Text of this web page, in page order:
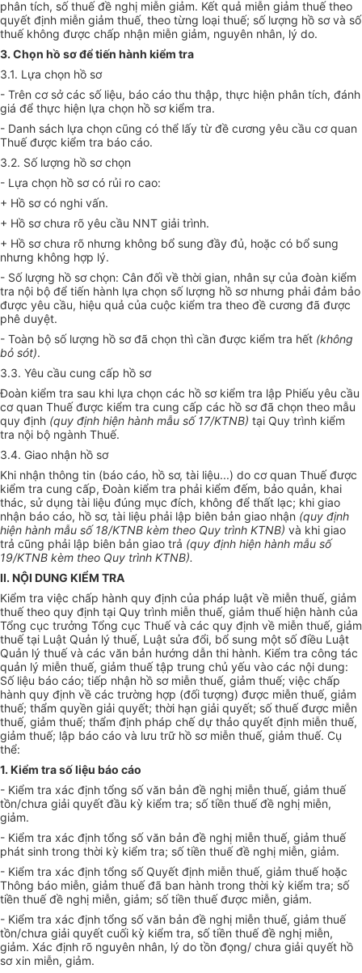
phân tích, số thuế đề nghị miễn giảm. Kết quả miễn giảm thuế theo
quyết định miễn giảm thuế, theo từng loại thuế; số lượng hồ sơ và số
thuế không được chấp nhận miễn giảm, nguyên nhân, lý do.
3. Chọn hồ sơ để tiến hành kiểm tra
3.1. Lựa chọn hồ sơ
- Trên cơ sở các số liệu, báo cáo thu thập, thực hiện phân tích, đánh
giá để thực hiện lựa chọn hồ sơ kiểm tra.
- Danh sách lựa chọn cũng có thể lấy từ đề cương yêu cầu cơ quan
Thuế được kiểm tra báo cáo.
3.2. Số lượng hồ sơ chọn
- Lựa chọn hồ sơ có rủi ro cao:
+ Hồ sơ có nghi vấn.
+ Hồ sơ chưa rõ yêu cầu NNT giải trình.
+ Hồ sơ chưa rõ nhưng không bổ sung đầy đủ, hoặc có bổ sung
nhưng không hợp lý.
- Số lượng hồ sơ chọn: Cân đối về thời gian, nhân sự của đoàn kiểm
tra nội bộ để tiến hành lựa chọn số lượng hồ sơ nhưng phải đảm bảo
được yêu cầu, hiệu quả của cuộc kiểm tra theo đề cương đã được
phê duyệt.
- Toàn bộ số lượng hồ sơ đã chọn thì cần được kiểm tra hết (không
bỏ sót).
3.3. Yêu cầu cung cấp hồ sơ
Đoàn kiểm tra sau khi lựa chọn các hồ sơ kiểm tra lập Phiếu yêu cầu
cơ quan Thuế được kiểm tra cung cấp các hồ sơ đã chọn theo mẫu
quy định (quy định hiện hành mẫu số17/KTNB) tại Quy trình kiểm
tra nội bộ ngành Thuế.
3.4. Giao nhận hồ sơ
Khi nhận thông tin (báo cáo, hồ sơ, tài liệu...) do cơ quan Thuế được
kiểm tra cung cấp, Đoàn kiểm tra phải kiểm đếm, bảo quản, khai
thác, sử dụng tài liệu đúng mục đích, không để thất lạc; khi giao
nhận báo cáo, hồ sơ, tài liệu phải lập biên bản giao nhận (quy định
hiện hành mẫu số18/KTNB kèm theo Quy trình KTNB) và khi giao
trả cũng phải lập biên bản giao trả (quy định hiện hành mẫu số
19/KTNB kèm theo Quy trình KTNB).
II. NỘI DUNG KIỂM TRA
Kiểm tra việc chấp hành quy định của pháp luật về miễn thuế, giảm
thuế theo quy định tại Quy trình miễn thuế, giảm thuế hiện hành của
Tổng cục trưởng Tổng cục Thuế và các quy định về miễn thuế, giảm
thuế tại Luật Quản lý thuế, Luật sửa đổi, bổ sung một số điều Luật
Quản lý thuế và các văn bản hướng dẫn thi hành. Kiểm tra công tác
quản lý miễn thuế, giảm thuế tập trung chủ yếu vào các nội dung:
Số liệu báo cáo; tiếp nhận hồ sơ miễn thuế, giảm thuế; việc chấp
hành quy định về các trường hợp (đối tượng) được miễn thuế, giảm
thuế; thẩm quyền giải quyết; thời hạn giải quyết; số thuế được miễn
thuế, giảm thuế; thẩm định pháp chế dự thảo quyết định miễn thuế,
giảm thuế; lập báo cáo và lưu trữ hồ sơ miễn thuế, giảm thuế. Cụ
thể:
1. Kiểm tra số liệu báo cáo
- Kiểm tra xác định tổng số văn bản đề nghị miễn thuế, giảm thuế
tồn/chưa giải quyết đầu kỳ kiểm tra; số tiền thuế đề nghị miễn,
giảm.
- Kiểm tra xác định tổng số văn bản đề nghị miễn thuế, giảm thuế
phát sinh trong thời kỳ kiểm tra; số tiền thuế đề nghị miễn, giảm.
- Kiểm tra xác định tổng số Quyết định miễn thuế, giảm thuế hoặc
Thông báo miễn, giảm thuế đã ban hành trong thời kỳ kiểm tra; số
tiền thuế đề nghị miễn, giảm; số tiền thuế được miễn, giảm.
- Kiểm tra xác định tổng số văn bản đề nghị miễn thuế, giảm thuế
tồn/chưa giải quyết cuối kỳ kiểm tra, số tiền thuế đề nghị miễn,
giảm. Xác định rõ nguyên nhân, lý do tồn đọng/ chưa giải quyết hồ
sơ xin miễn, giảm.